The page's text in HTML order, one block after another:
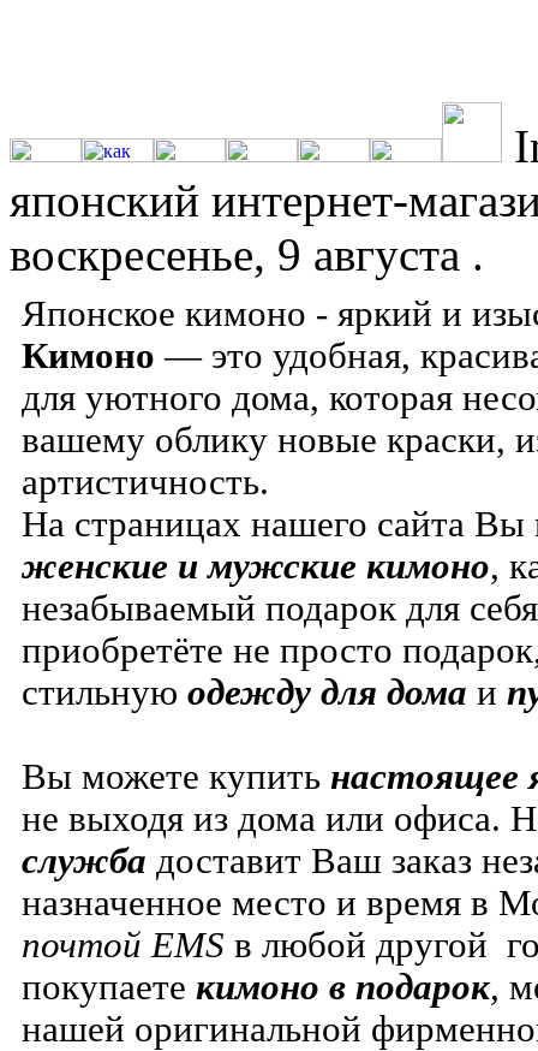
японский интернет-
воскресенье, 9 августа .
Японское кимоно - яркий и
Кимоно — это удобная,
для уютного дома, которая
вашему облику новые краски,
артистичность.
На страницах нашего сайта Вы
женские и мужские кимоно,
незабываемый подарок для
приобретёте не просто
стильную одежду для дома и
Вы можете купить настоящее
не выходя из дома или офиса.
служба доставит Ваш заказ
назначенное место и время в
почтой EMS в любой другой
покупаете кимоно в подарок,
нашей оригинальной